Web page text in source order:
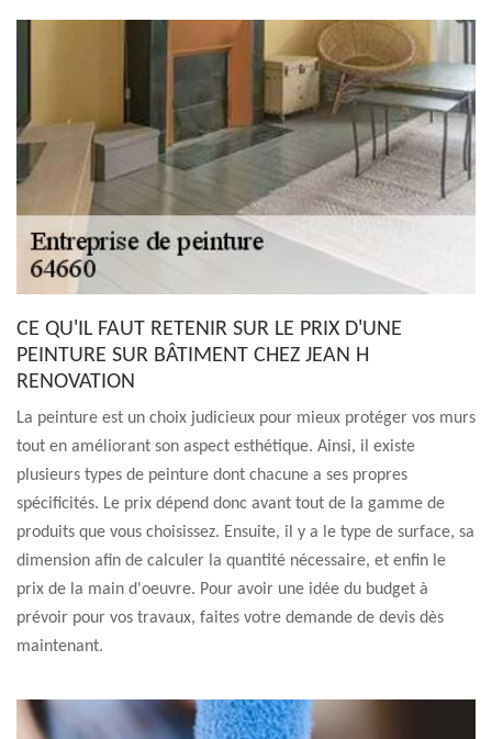
CE QU'IL FAUT RETENIR SUR LE PRIX D'UNE
PEINTURE SUR BÂTIMENT CHEZ JEAN H
RENOVATION
La peinture est un choix judicieux pour mieux protéger vos murs
tout en améliorant son aspect esthétique. Ainsi, il existe
plusieurs types de peinture dont chacune a ses propres
spécificités. Le prix dépend donc avant tout de la gamme de
produits que vous choisissez. Ensuite, il y a le type de surface, sa
dimension afin de calculer la quantité nécessaire, et enfin le
prix de la main d'oeuvre. Pour avoir une idée du budget à
prévoir pour vos travaux, faites votre demande de devis dès
maintenant.